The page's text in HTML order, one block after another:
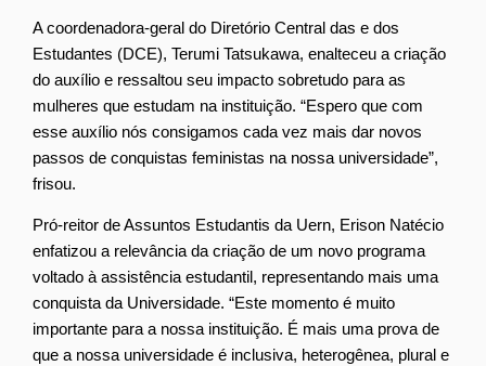
A coordenadora-geral do Diretório Central das e dos
Estudantes (DCE), Terumi Tatsukawa, enalteceu a criação
do auxílio e ressaltou seu impacto sobretudo para as
mulheres que estudam na instituição. “Espero que com
esse auxílio nós consigamos cada vez mais dar novos
passos de conquistas feministas na nossa universidade”,
frisou.
Pró-reitor de Assuntos Estudantis da Uern, Erison Natécio
enfatizou a relevância da criação de um novo programa
voltado à assistência estudantil, representando mais uma
conquista da Universidade. “Este momento é muito
importante para a nossa instituição. É mais uma prova de
que a nossa universidade é inclusiva, heterogênea, plural e